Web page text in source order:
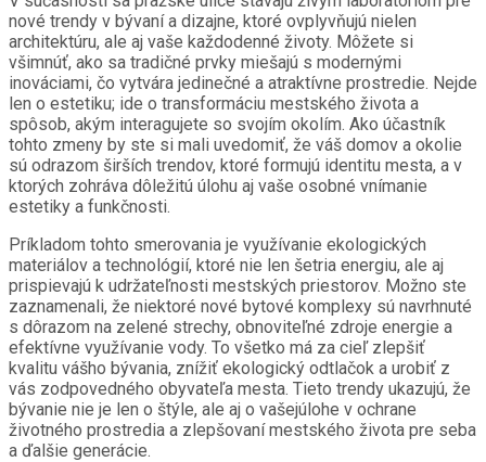
nové trendy v bývaní a dizajne, ktoré ovplyvňujú nielen
architektúru, ale aj vaše každodenné životy. Môžete si
všimnúť, ako sa tradičné prvky miešajú s modernými
inováciami, čo vytvára jedinečné a atraktívne prostredie. Nejde
len o estetiku; ide o transformáciu mestského života a
spôsob, akým interagujete so svojím okolím. Ako účastník
tohto zmeny by ste si mali uvedomiť, že váš domov a okolie
sú odrazom širších trendov, ktoré formujú identitu mesta, a v
ktorých zohráva dôležitú úlohu aj vaše osobné vnímanie
estetiky a funkčnosti.
Príkladom tohto smerovania je využívanie ekologických
materiálov a technológií, ktoré nie len šetria energiu, ale aj
prispievajú k udržateľnosti mestských priestorov. Možno ste
zaznamenali, že niektoré nové bytové komplexy sú navrhnuté
s dôrazom na zelené strechy, obnoviteľné zdroje energie a
efektívne využívanie vody. To všetko má za cieľ zlepšiť
kvalitu vášho bývania, znížiť ekologický odtlačok a urobiť z
vás zodpovedného obyvateľa mesta. Tieto trendy ukazujú, že
bývanie nie je len o štýle, ale aj o vašejúlohe v ochrane
životného prostredia a zlepšovaní mestského života pre seba
a ďalšie generácie.